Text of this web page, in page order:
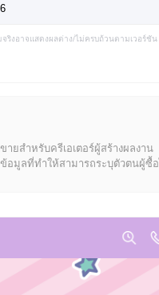
ริงอาจแสดงผลต่าง/ไม่ครบถ้วนตามเวอร์ชัน
ายสำหรับครีเอเตอร์ผู้สร้างผลงาน
อมูลที่ทำให้สามารถระบุตัวตนผู้ซื้